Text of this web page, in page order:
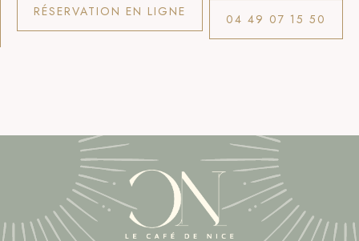
RÉSERVATION EN LIGNE 04 49 07 15 50